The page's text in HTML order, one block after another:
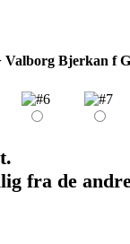
Bjerkan f
fra de